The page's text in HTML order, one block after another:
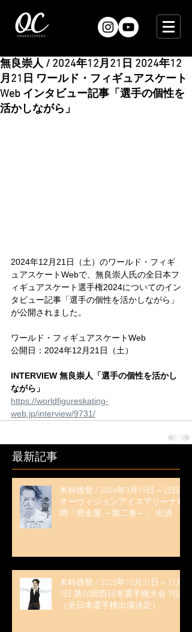
無良崇人 / 2024年12月21日 2024年12
月21日 ワールド・フィギュアスケート
Web インタビュー記事「選手の個性を
活かしながら」
2024年12月21日（土）のワールド・フィギ
ュアスケートWebで、無良崇人氏の全日本フ
ィギュアスケート選手権2024についてのイン
タビュー記事「選手の個性を活かしながら」
が公開されました。
ワールド・フィギュアスケートWeb
公開日：2024年12月21日（土）
INTERVIEW 無良崇人「選手の個性を活かし
ながら」
https://worldfigureskating-
web.jp/interview/9731/
最新記事
木科雄登 / 2026年3月19日～22日
オーヴィジョンアイスアリーナ福
岡「滑走屋 ～第二巻～」 出演
木科雄登 / 2025年10月31日～11月
3日 第50回西日本選手権大会 7位
（全日本選手権出場決定）